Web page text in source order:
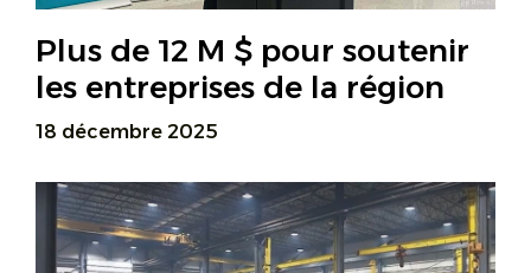
Plus de 12 M $ pour soutenir
les entreprises de la région
18 décembre 2025